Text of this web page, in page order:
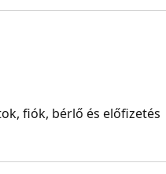
fiók, bérlő és előfizetés